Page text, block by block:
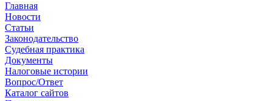
Главная
Новости
Cтатьи
Законодательство
Судебная практика
Документы
Налоговые истории
Вопрос/Ответ
Каталог сайтов